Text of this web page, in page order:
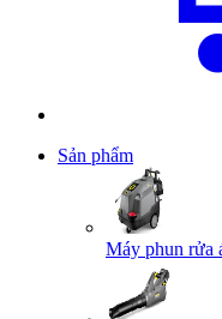
Sản phẩm
Máy phun rửa